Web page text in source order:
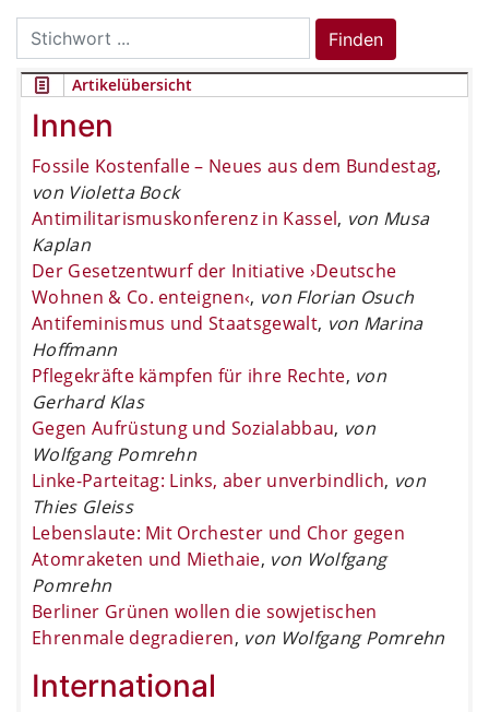
Search
for:
Finden
Artikelübersicht
Innen
Fossile Kostenfalle – Neues aus dem Bundestag,
von Violetta Bock
Antimilitarismuskonferenz in Kassel, von Musa
Kaplan
Der Gesetzentwurf der Initiative ›Deutsche
Wohnen & Co. enteignen‹, von Florian Osuch
Antifeminismus und Staatsgewalt, von Marina
Hoffmann
Pflegekräfte kämpfen für ihre Rechte, von
Gerhard Klas
Gegen Aufrüstung und Sozialabbau, von
Wolfgang Pomrehn
Linke-Parteitag: Links, aber unverbindlich, von
Thies Gleiss
Lebenslaute: Mit Orchester und Chor gegen
Atomraketen und Miethaie, von Wolfgang
Pomrehn
Berliner Grünen wollen die sowjetischen
Ehrenmale degradieren, von Wolfgang Pomrehn
International